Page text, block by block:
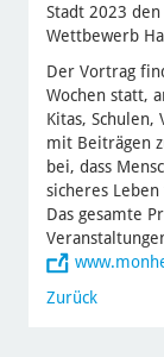
Stadt 2023
Wettbewerb
Der Vortrag
Wochen statt,
Kitas,
mit Beiträgen
bei, dass
sicheres
Das gesamte
Zurück